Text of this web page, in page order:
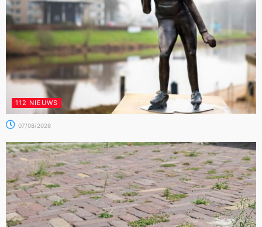
112 NIEUWS
07/08/2026